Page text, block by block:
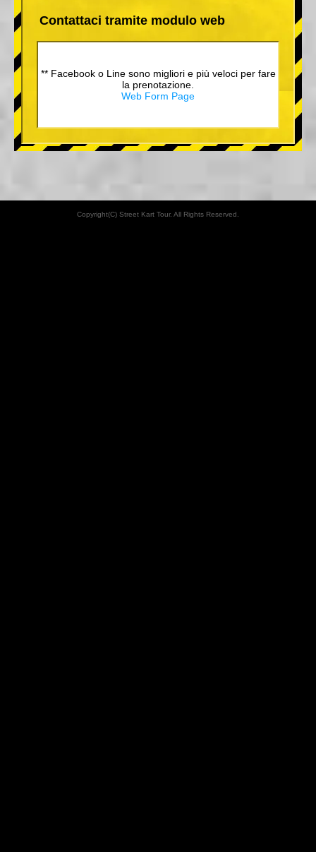
Contattaci tramite modulo web
** Facebook o Line sono migliori e più veloci per fare
la prenotazione.
Web Form Page
Copyright(C) Street Kart Tour. All Rights Reserved.